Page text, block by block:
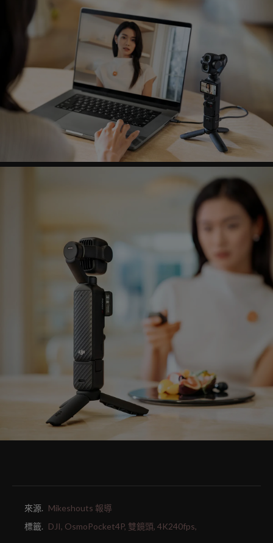
來源. Mikeshouts 報導
標籤. DJI, OsmoPocket4P, 雙鏡頭, 4K240fps,